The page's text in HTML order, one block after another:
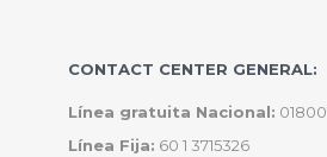
CONTACT CENTER GENERAL:
Línea gratuita Nacional:
Línea Fija: 60 1 3715326